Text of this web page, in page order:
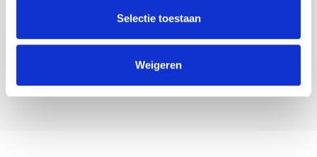
Selectie toestaan
Weigeren